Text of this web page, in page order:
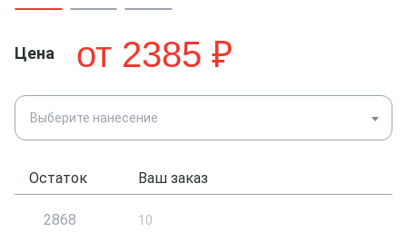
Цена от 2385 ₽
Выберите нанесение
Остаток Ваш заказ
2868